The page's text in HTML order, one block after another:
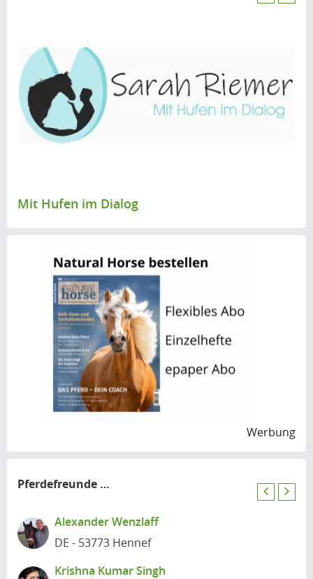
Mit Hufen im Dialog
o
s
Werbung
Pferdefreunde
in der Nähe
Alexander Wenzlaff
DE - 53773 Hennef
Krishna Kumar Singh
P
N